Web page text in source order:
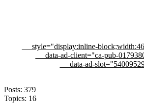
style="display:inline-
data-ad-client="ca-pub-
data-ad-
Posts: 379
Topics: 16